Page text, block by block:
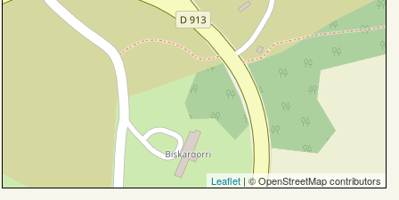
Leaflet | © OpenStreetMap contributors